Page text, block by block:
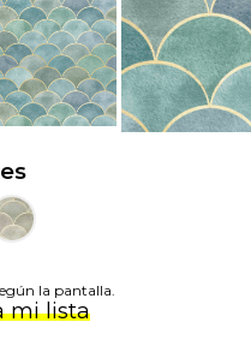
la pantalla.
mi lista